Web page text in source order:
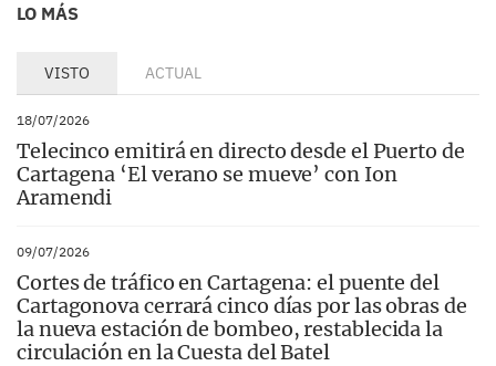
LO MÁS
VISTO ACTUAL
18/07/2026
Telecinco emitirá en directo desde el Puerto de
Cartagena ‘El verano se mueve’ con Ion
Aramendi
09/07/2026
Cortes de tráfico en Cartagena: el puente del
Cartagonova cerrará cinco días por las obras de
la nueva estación de bombeo, restablecida la
circulación en la Cuesta del Batel